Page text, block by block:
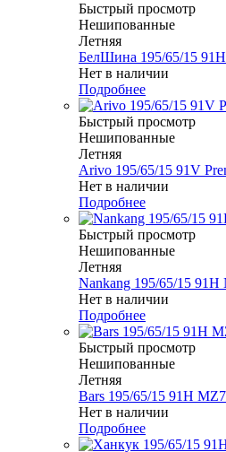
Быстрый просмотр
Нешипованные
Летняя
БелШина 195/65/15
Нет в наличии
Подробнее
Быстрый просмотр
Нешипованные
Летняя
Arivo 195/65/15 91V
Нет в наличии
Подробнее
Быстрый просмотр
Нешипованные
Летняя
Nankang 195/65/15 91H
Нет в наличии
Подробнее
Быстрый просмотр
Нешипованные
Летняя
Bars 195/65/15 91H
Нет в наличии
Подробнее